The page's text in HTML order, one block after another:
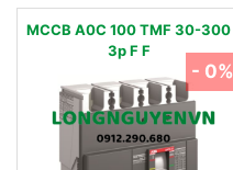
MCCB A0C 100 TMF 30-300
3p F F
- 0%